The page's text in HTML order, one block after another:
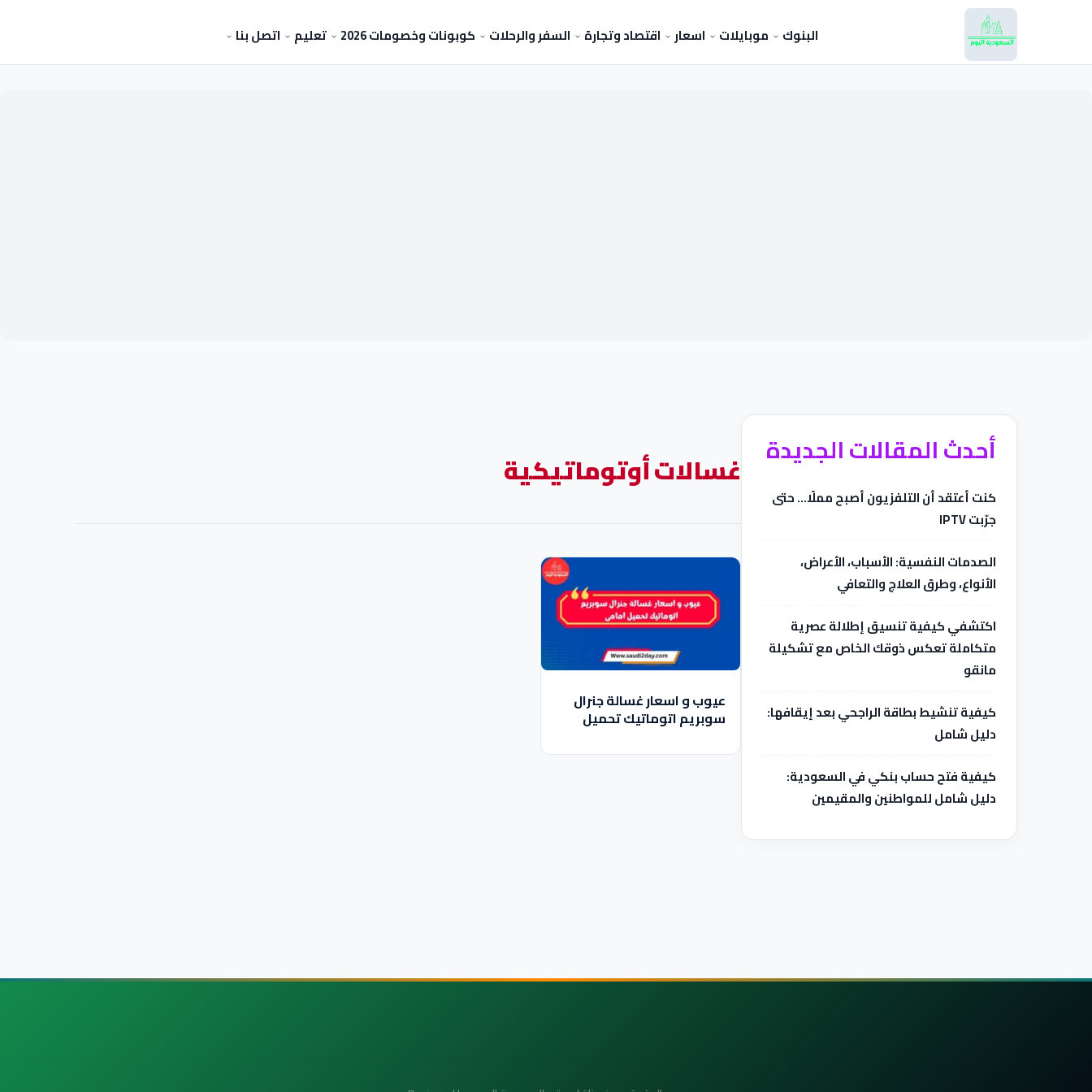
البنوك موبايلات اسعار اقتصاد وتجارة السفر والرحلات كوبونات وخصومات 2026 تعليم اتصل بنا
غسالات أوتوماتيكية
عيوب و اسعار غسالة جنرال
سوبريم اتوماتيك تحميل
أحدث المقالات الجديدة
كنت أعتقد أن التلفزيون أصبح مملًا… حتى
جرّبت IPTV
الصدمات النفسية: الأسباب، الأعراض،
الأنواع، وطرق العلاج والتعافي
اكتشفي كيفية تنسيق إطلالة عصرية
متكاملة تعكس ذوقك الخاص مع تشكيلة
مانقو
كيفية تنشيط بطاقة الراجحي بعد إيقافها:
دليل شامل
كيفية فتح حساب بنكي في السعودية:
دليل شامل للمواطنين والمقيمين